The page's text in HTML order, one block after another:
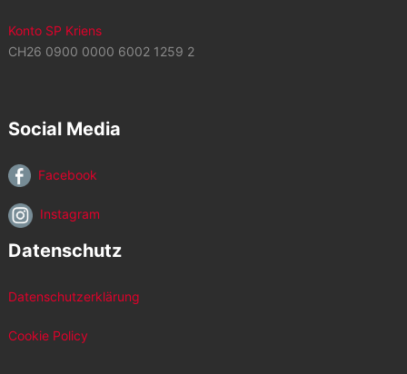
Konto SP Kriens
CH26 0900 0000 6002 1259 2
Social Media
Facebook
Instagram
Datenschutz
Datenschutzerklärung
Cookie Policy